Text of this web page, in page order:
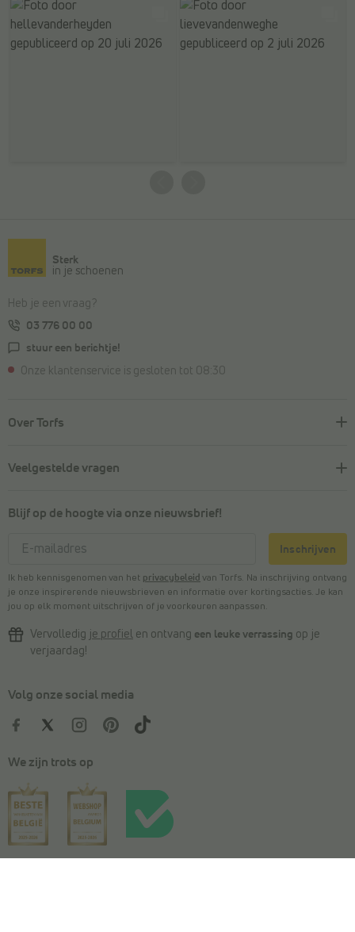
Sterk
in je schoenen
Heb je een vraag?
03 776 00 00
stuur een berichtje!
Onze klantenservice is gesloten tot 08:30
Over Torfs
Veelgestelde vragen
Blijf op de hoogte via onze nieuwsbrief!
Inschrijven
Ik heb kennisgenomen van het privacybeleid van Torfs. Na inschrijving ontvang
je onze inspirerende nieuwsbrieven en informatie over kortingsacties. Je kan
jou op elk moment uitschrijven of je voorkeuren aanpassen.
Vervolledig je profiel en ontvang een leuke verrassing op je
verjaardag!
Volg onze social media
We zijn trots op